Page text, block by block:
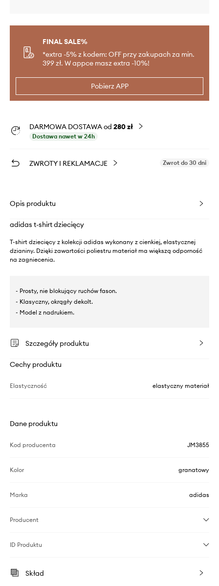
FINAL SALE%
*extra -5% z kodem: OFF przy zakupach za min.
399 zł. W appce masz extra -10%!
Pobierz APP
DARMOWA DOSTAWA od 280 zł
Dostawa nawet w 24h
ZWROTY I REKLAMACJE Zwrot do 30 dni
Opis produktu
adidas t-shirt dziecięcy
T-shirt dziecięcy z kolekcji adidas wykonany z cienkiej, elastycznej
dzianiny. Dzięki zawartości poliestru materiał ma większą odporność
na zagniecenia.
- Prosty, nie blokujący ruchów fason.
- Klasyczny, okrągły dekolt.
- Model z nadrukiem.
Szczegóły produktu
Cechy produktu
Elastyczność elastyczny materiał
Dane produktu
Kod producenta JM3855
Kolor granatowy
Marka adidas
Producent
ID Produktu
Skład